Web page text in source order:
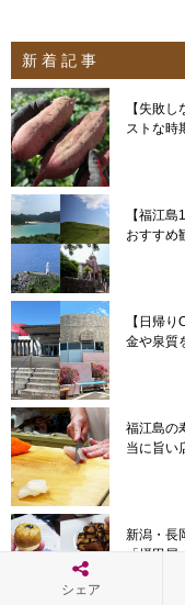
新 着 記 事
【失敗
ストな時
【福江
おすすめ
【日帰
金や泉質
福江島の
当に旨い
新潟・長
「摂田
行」まで
シェア